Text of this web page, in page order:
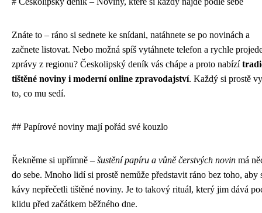
Znáte to – ráno si sednete ke snídani, natáhnete se po novinách a
začnete listovat. Nebo možná spíš vytáhnete telefon a rychle
zprávy z regionu? Českolipský deník vás chápe a proto nabízí
tištěné noviny i moderní online zpravodajství. Každý si prostě
to, co mu sedí.
## Papírové noviny mají pořád své kouzlo
Řekněme si upřímně – šustění papíru a vůně čerstvých novin má
do sebe. Mnoho lidí si prostě nemůže představit ráno bez toho, aby
kávy nepřečetli tištěné noviny. Je to takový rituál, který jim dává
klidu před začátkem běžného dne.